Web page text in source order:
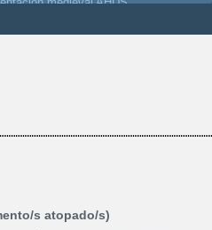
s atopado/s)